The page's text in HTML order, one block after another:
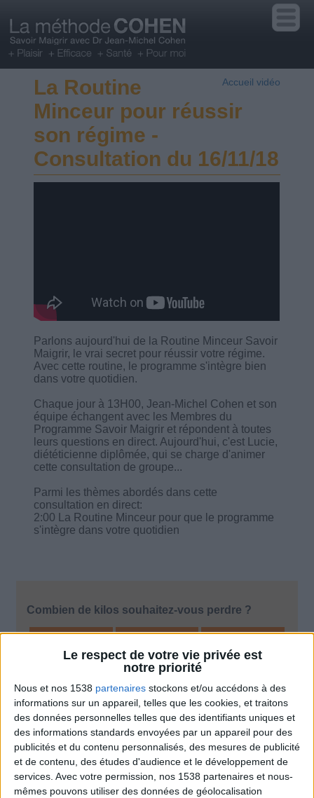
Le respect de votre vie privée est
notre priorité
Nous et nos 1538 partenaires stockons et/ou accédons à des
informations sur un appareil, telles que les cookies, et traitons
des données personnelles telles que des identifiants uniques et
des informations standards envoyées par un appareil pour des
publicités et du contenu personnalisés, des mesures de publicité
et de contenu, des études d'audience et le développement de
services. Avec votre permission, nos 1538 partenaires et nous-
mêmes pouvons utiliser des données de géolocalisation
Accueil vidéo
La Routine
Minceur pour réussir
son régime -
Consultation du 16/11/18
Parlons aujourd'hui de la Routine Minceur Savoir
Maigrir, le vrai secret pour réussir votre régime.
Avec cette routine, le programme s'intègre bien
dans votre quotidien.
Chaque jour à 13H00, Jean-Michel Cohen et son
équipe échangent avec les Membres du
Programme Savoir Maigrir et répondent à toutes
leurs questions en direct. Aujourd'hui, c'est Lucie,
diététicienne diplômée, qui se charge d'animer
cette consultation de groupe...
Parmi les thèmes abordés dans cette
consultation en direct:
2:00 La Routine Minceur pour que le programme
s'intègre dans votre quotidien
Combien de kilos souhaitez-vous perdre ?
5 kilos
kilos
10 kilos
Webinaires en direct Voir tout
Chaque semaine, posez vos questions en live
en participant à des vidéo-conférences avec
Jean-Michel et les diététiciennes du
programme.